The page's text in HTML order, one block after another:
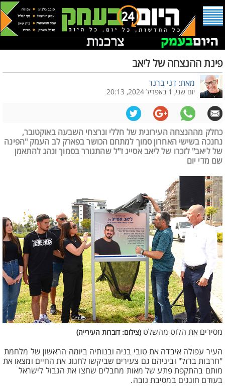
פינת ההנצחה של ליאב
מאת: דני ברנר
יום שני, 1 באפריל 2024, 20:13
כחלק מההנצחה העירונית של חללי ונרצחי השבעה באוקטובר,
נחנכה בשישי האחרון סמוך למתחם הכושר בפארק לב העמק "הפינה
של ליאב" לזכרו של ליאב אסייג ז"ל שהתגורר בסמוך ונהג להתאמן
שם מדי יום
מסירים את הלוט מהשלט (צילום: דוברות העירייה)
העיר עפולה איבדה את טובי בניה ובנותיה ביומה הראשון של מלחמת
"חרבות ברזל" וביניהם גם צעירים שביקשו לחגוג את החיים ומצאו את
מותם בהתקפת פתע של מאות מחבלים שחצו את הגבול לישראל
בעודם חוגגים במסיבת נובה.